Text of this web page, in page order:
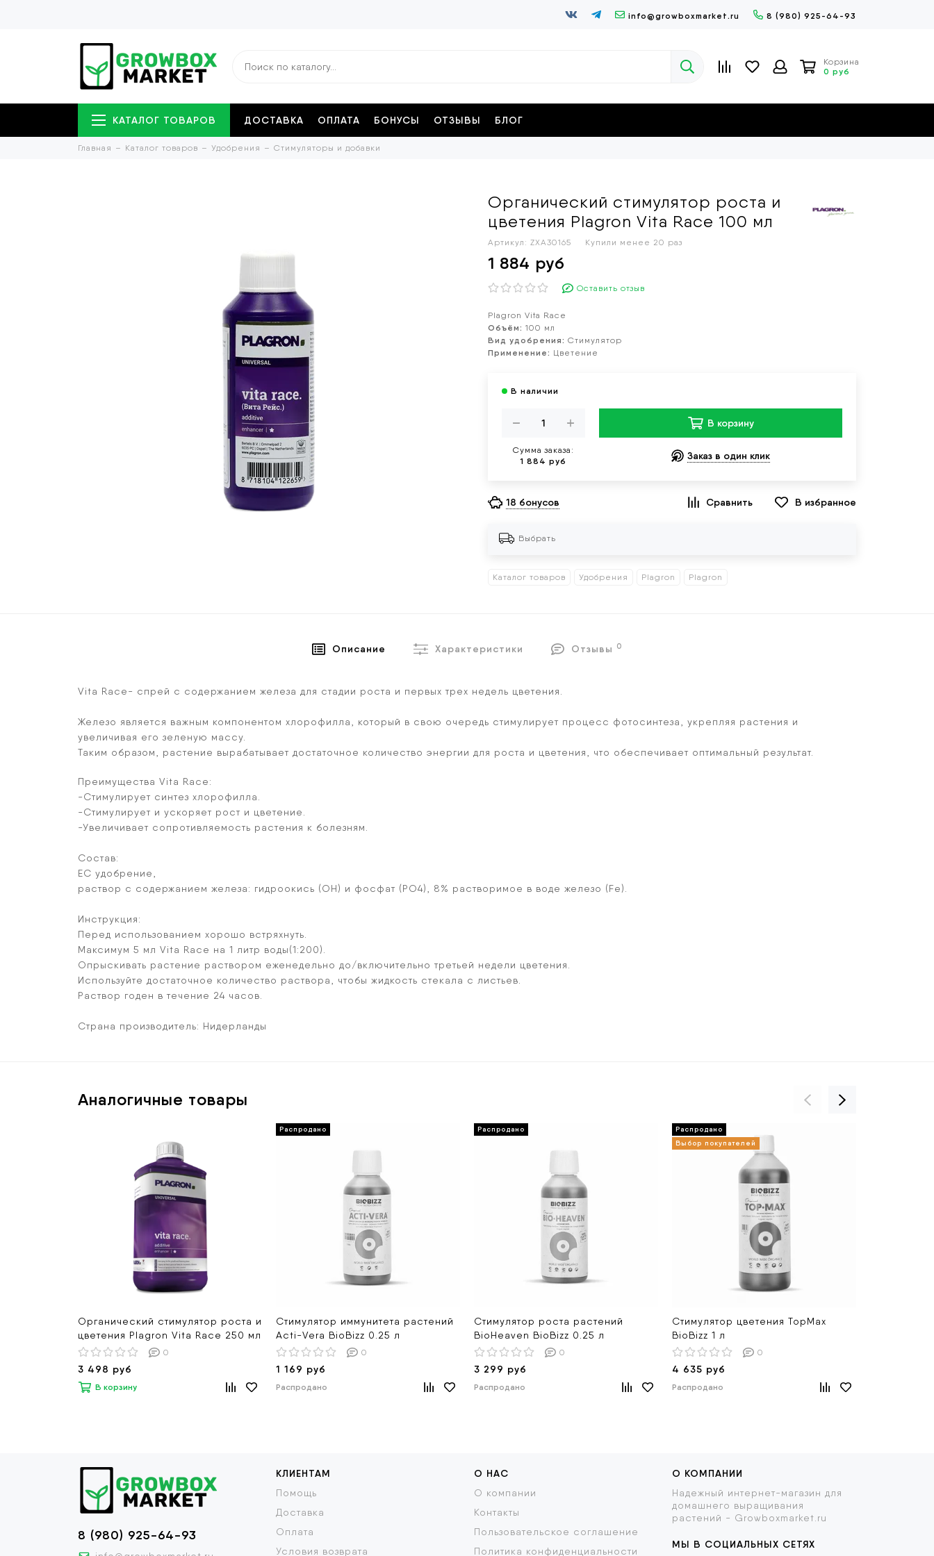
info@growboxmarket.ru 8 (980) 925-64-93
Корзина
0 руб
КАТАЛОГ ТОВАРОВ ДОСТАВКА ОПЛАТА БОНУСЫ ОТЗЫВЫ БЛОГ
Главная Каталог товаров Удобрения Стимуляторы и добавки
Органический стимулятор роста и
цветения Plagron Vita Race 100 мл
Артикул: ZXA30165 Купили менее 20 раз
1 884 руб
Оставить отзыв
Plagron Vita Race
Объём: 100 мл
Вид удобрения: Стимулятор
Применение: Цветение
Сумма заказа:
1 884 руб
В корзину
Заказ в один клик
18 бонусов В избранное
Выбрать
Каталог товаров Удобрения Plagron Plagron
Описание Характеристики Отзывы 0
Vita Race- спрей с содержанием железа для стадии роста и первых трех недель цветения.
Железо является важным компонентом хлорофилла, который в свою очередь стимулирует процесс фотосинтеза, укрепляя растения и
увеличивая его зеленую массу.
Таким образом, растение вырабатывает достаточное количество энергии для роста и цветения, что обеспечивает оптимальный результат.
Преимущества Vita Race:
-Стимулирует синтез хлорофилла.
-Стимулирует и ускоряет рост и цветение.
-Увеличивает сопротивляемость растения к болезням.
Состав:
EC удобрение,
раствор с содержанием железа: гидроокись (OH) и фосфат (PO4), 8% растворимое в воде железо (Fe).
Инструкция:
Перед использованием хорошо встряхнуть.
Максимум 5 мл Vita Race на 1 литр воды(1:200).
Опрыскивать растение раствором еженедельно до/включительно третьей недели цветения.
Используйте достаточное количество раствора, чтобы жидкость стекала с листьев.
Раствор годен в течение 24 часов.
Страна производитель: Нидерланды
Аналогичные товары
Органический стимулятор роста и
цветения Plagron Vita Race 250 мл
0
3 498 руб
В корзину
Стимулятор иммунитета растений
Acti-Vera BioBizz 0.25 л
0
1 169 руб
Распродано
Стимулятор роста растений
BioHeaven BioBizz 0.25 л
0
3 299 руб
Распродано
Стимулятор цветения TopMax
BioBizz 1 л
0
4 635 руб
Распродано
8 (980) 925-64-93
КЛИЕНТАМ
Помощь
Доставка
Оплата
Условия возврата
О НАС
О компании
Контакты
Пользовательское соглашение
Политика конфиденциальности
О КОМПАНИИ
Надежный интернет-магазин для
домашнего выращивания
растений - Growboxmarket.ru
МЫ В СОЦИАЛЬНЫХ СЕТЯХ